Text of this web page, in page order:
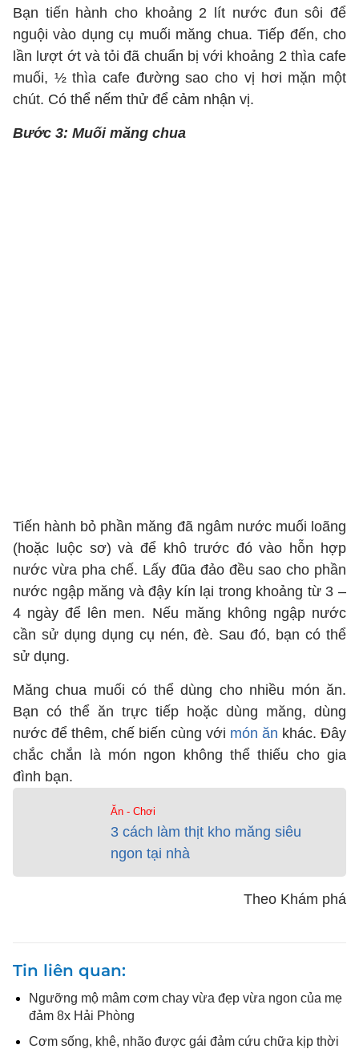
Bạn tiến hành cho khoảng 2 lít nước đun sôi để
nguội vào dụng cụ muối măng chua. Tiếp đến, cho
lần lượt ớt và tỏi đã chuẩn bị với khoảng 2 thìa cafe
muối, ½ thìa cafe đường sao cho vị hơi mặn một
chút. Có thể nếm thử để cảm nhận vị.
Bước 3: Muối măng chua
Tiến hành bỏ phần măng đã ngâm nước muối loãng
(hoặc luộc sơ) và để khô trước đó vào hỗn hợp
nước vừa pha chế. Lấy đũa đảo đều sao cho phần
nước ngập măng và đậy kín lại trong khoảng từ 3 –
4 ngày để lên men. Nếu măng không ngập nước
cần sử dụng dụng cụ nén, đè. Sau đó, bạn có thể
sử dụng.
Măng chua muối có thể dùng cho nhiều món ăn.
Bạn có thể ăn trực tiếp hoặc dùng măng, dùng
nước để thêm, chế biến cùng với món ăn khác. Đây
chắc chắn là món ngon không thể thiếu cho gia
đình bạn.
Ăn - Chơi
3 cách làm thịt kho măng siêu
ngon tại nhà
Theo Khám phá
Tin liên quan
Ngưỡng mộ mâm cơm chay vừa đẹp vừa ngon của mẹ
đảm 8x Hải Phòng
Cơm sống, khê, nhão được gái đảm cứu chữa kịp thời